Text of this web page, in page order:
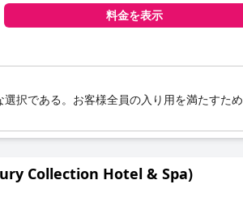
料金を表示
択である。お客様全員の入り用を満たすため
Collection Hotel & Spa)